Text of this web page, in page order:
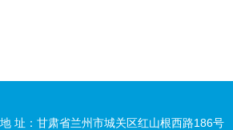
地 址：甘肃省兰州市城关区红山根西路186